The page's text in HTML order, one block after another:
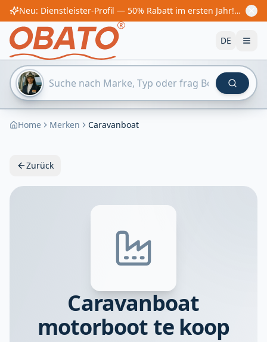
Neu: Dienstleister-Profil — 50% Rabatt im ersten Jahr! Ab €60/Jahr
DE
Home Merken Caravanboat
Zurück
Caravanboat
motorboot te koop